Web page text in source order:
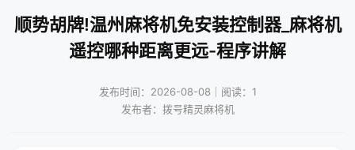
顺势胡牌!温州麻将机免安装控制器_麻将机
遥控哪种距离更远-程序讲解
发布时间：2026-08-08｜阅读：1
发布者：拨号精灵麻将机